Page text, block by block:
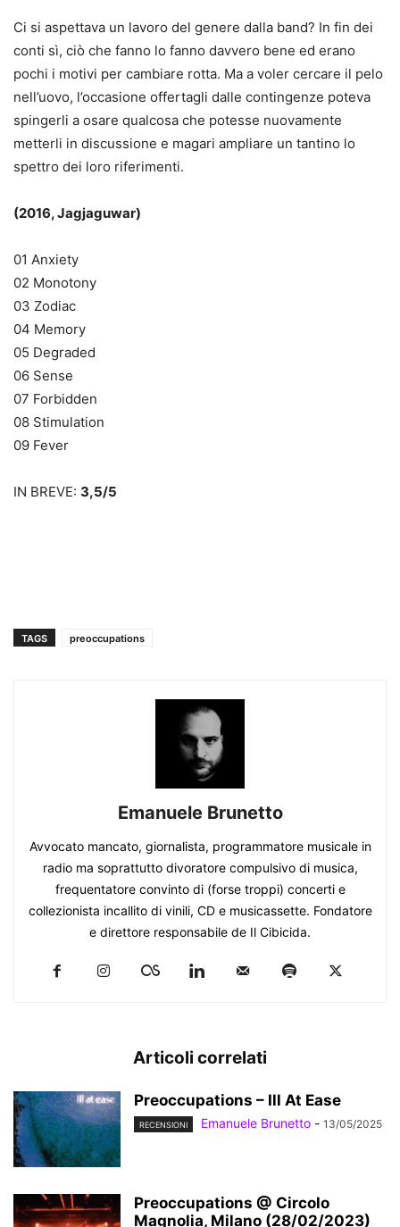
Ci si aspettava un lavoro del genere dalla band? In fin dei
conti sì, ciò che fanno lo fanno davvero bene ed erano
pochi i motivi per cambiare rotta. Ma a voler cercare il pelo
nell’uovo, l’occasione offertagli dalle contingenze poteva
spingerli a osare qualcosa che potesse nuovamente
metterli in discussione e magari ampliare un tantino lo
spettro dei loro riferimenti.
(2016, Jagjaguwar)
01 Anxiety
02 Monotony
03 Zodiac
04 Memory
05 Degraded
06 Sense
07 Forbidden
08 Stimulation
09 Fever
IN BREVE: 3,5/5
TAGS preoccupations
Emanuele Brunetto
Avvocato mancato, giornalista, programmatore musicale in
radio ma soprattutto divoratore compulsivo di musica,
frequentatore convinto di (forse troppi) concerti e
collezionista incallito di vinili, CD e musicassette. Fondatore
e direttore responsabile de Il Cibicida.
Articoli correlati
Preoccupations – Ill At Ease
RECENSIONI Emanuele Brunetto - 13/05/2025
Preoccupations @ Circolo
Magnolia, Milano (28/02/2023)